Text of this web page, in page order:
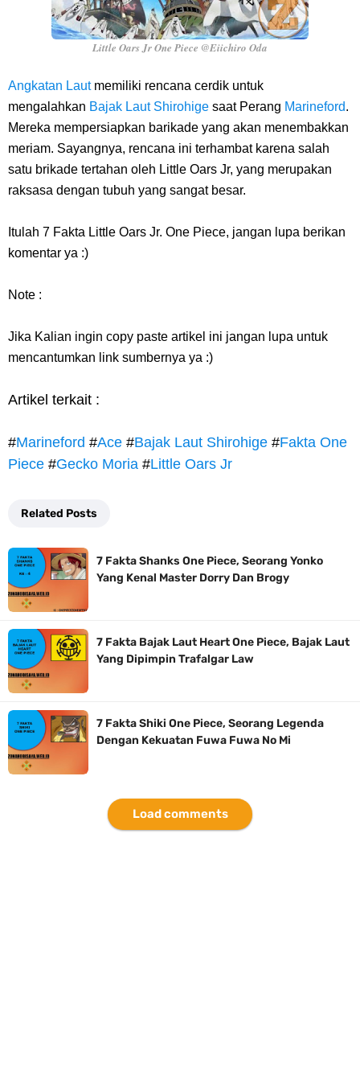
Little Oars Jr One Piece @Eiichiro Oda
Angkatan Lautmemiliki rencana cerdik untuk
mengalahkan Bajak Laut Shirohige saat Perang Marineford.
Mereka mempersiapkan barikade yang akan menembakkan
meriam. Sayangnya, rencana ini terhambat karena salah
satu brikade tertahan oleh Little Oars Jr, yang merupakan
raksasa dengan tubuh yang sangat besar.
Itulah 7 Fakta Little Oars Jr. One Piece, jangan lupa berikan
komentar ya :)
Note :
Jika Kalian ingin copy paste artikel ini jangan lupa untuk
mencantumkan link sumbernya ya :)
Artikel terkait :
#Marineford #Ace #Bajak Laut Shirohige #Fakta One
Piece #Gecko Moria #Little Oars Jr
Related Posts
7 Fakta Shanks One Piece, Seorang Yonko
Yang Kenal Master Dorry Dan Brogy
7 Fakta Bajak Laut Heart One Piece, Bajak Laut
Yang Dipimpin Trafalgar Law
7 Fakta Shiki One Piece, Seorang Legenda
Dengan Kekuatan Fuwa Fuwa No Mi
Load comments